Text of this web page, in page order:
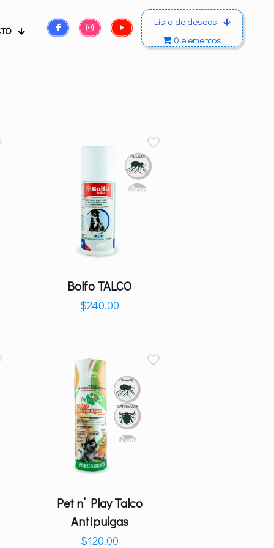
Lista de deseos
0 elementos
Bolfo TALCO
$240.00
Pet n’ Play Talco
Antipulgas
$120.00